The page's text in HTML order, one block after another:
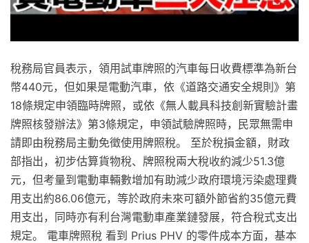
稅務局官員表示，領用試車牌照的汽車每日收費標準為新台
幣440元，但如果是電動汽車，依《道路交通安全規則》第
18條規定申領臨時牌照，或依《無人載具科技創新實驗計畫
牌照核發辦法》第3條規定，申領試驗牌照時，民眾無需申
請即由稅務局主動免徵使用牌照稅。 至於稅損金額，財政
部指出，初步估算貨物稅、牌照稅兩大稅收約減少51.3億
元，但考量到電動車輛數增加有助減少政府環境污染處理費
用支出約86.06億元，等於政府未來可額外節省約35億元費
用支出，同時亦有利台灣電動車產業鏈發展，符合稅式支出
規定。 電車牌照稅 看到 Prius PHV 的零件成本方面，基本